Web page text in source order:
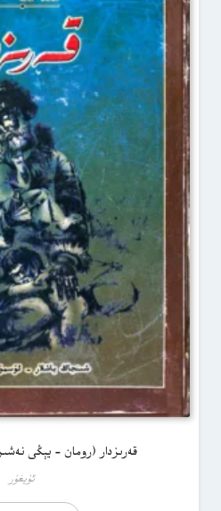
قەرىزدار (رومان – يېڭى
ئۇيغۇر